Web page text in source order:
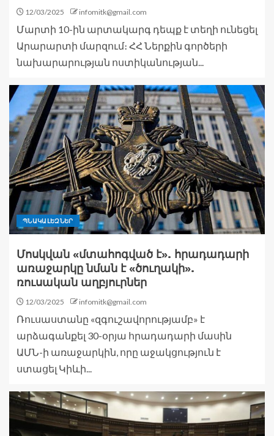
12/03/2025 infomitk@gmail.com
Մարտի 10-ին արտակարգ դեպք է տեղի ունեցել
Արարարտի մարզում։ ՀՀ Ներքին գործերի
նախարարության ոստիկանության...
ՊՆԱԿԱԼԵԶՆԵՐ
Մոսկվան «մտահոգված է». հրադադարի
առաջարկը նման է «ծուղակի».
ռուսական աղբյուրներ
12/03/2025 infomitk@gmail.com
Ռուսաստանը «զգուշավորությամբ» է
արձագանքել 30-օրյա հրադադարի մասին
ԱՄՆ-ի առաջարկին, որը աջակցություն է
ստացել Կիևի...